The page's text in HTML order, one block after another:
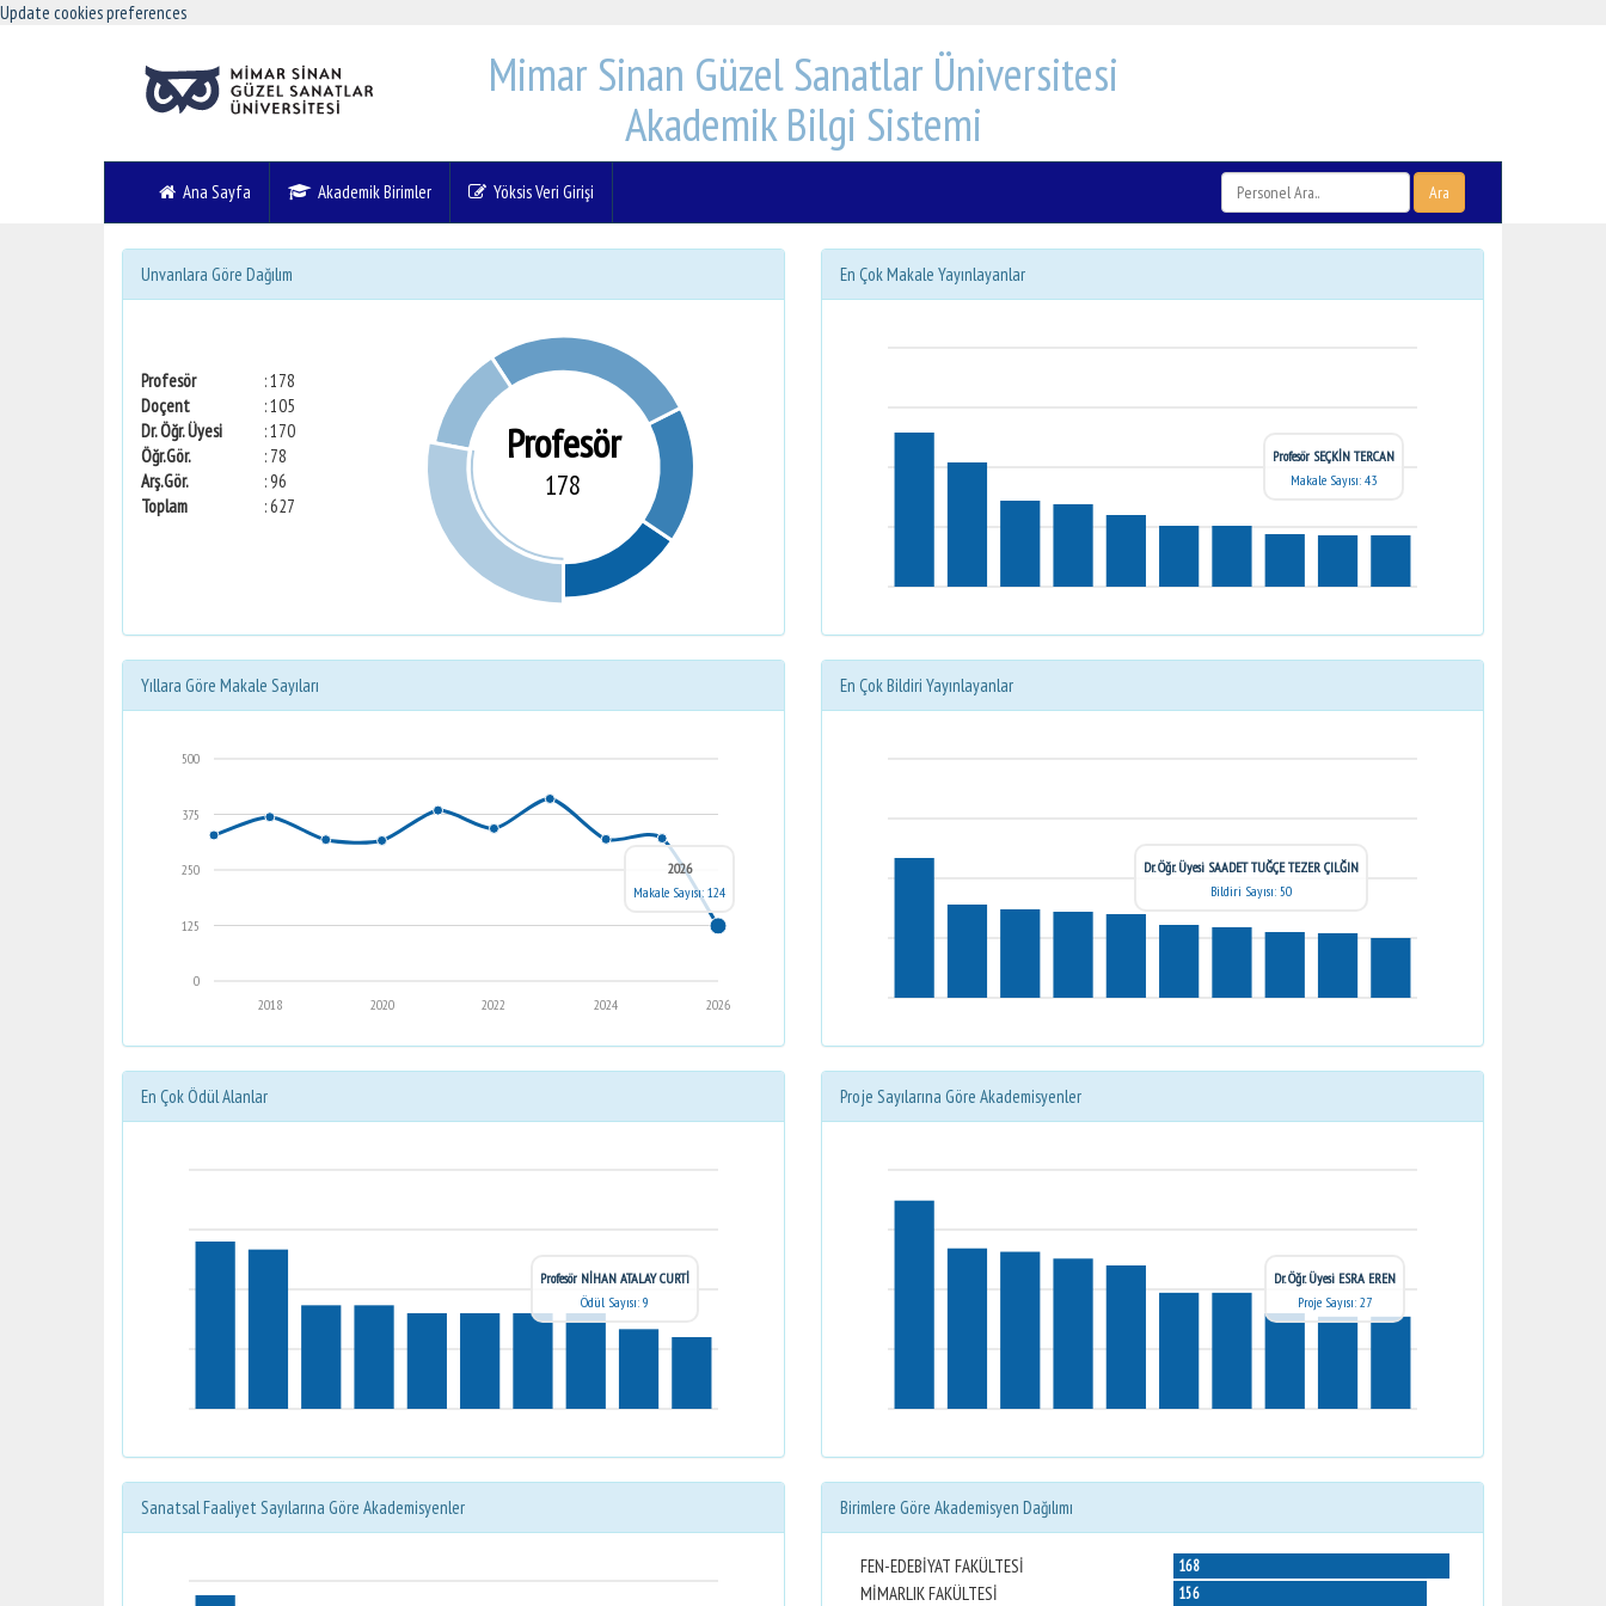
Update cookies preferences
Mimar Sinan Güzel Sanatlar Üniversitesi
Akademik Bilgi Sistemi
Ana Sayfa Akademik Birimler Yöksis Veri Girişi Ara
Unvanlara Göre Dağılım
Profesör
: 178
Doçent
: 105
Dr. Öğr. Üyesi
: 170
Öğr.Gör.
: 78
Arş.Gör.
: 96
Toplam
: 627
Profesör
178
En Çok Makale Yayınlayanlar
Profesör SEÇKİN TERCAN
Makale Sayısı: 43
Yıllara Göre Makale Sayıları
0
125
250
375
500
2026
2024
2022
2020
2018
2026
Makale Sayısı: 124
En Çok Bildiri Yayınlayanlar
Dr. Öğr. Üyesi SAADET TUĞÇE TEZER ÇILĞIN
Bildiri Sayısı: 50
En Çok Ödül Alanlar
Profesör NİHAN ATALAY CURTİ
Ödül Sayısı: 9
Proje Sayılarına Göre Akademisyenler
Dr. Öğr. Üyesi ESRA EREN
Proje Sayısı: 27
Sanatsal Faaliyet Sayılarına Göre Akademisyenler Birimlere Göre Akademisyen Dağılımı
FEN-EDEBİYAT FAKÜLTESİ
MİMARLIK FAKÜLTESİ
168
156